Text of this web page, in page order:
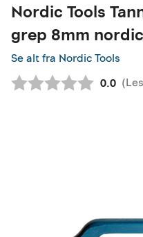
Nordic Tools
grep 8mm nordic
Se alt fra Nordic Tools
0.0 (Les